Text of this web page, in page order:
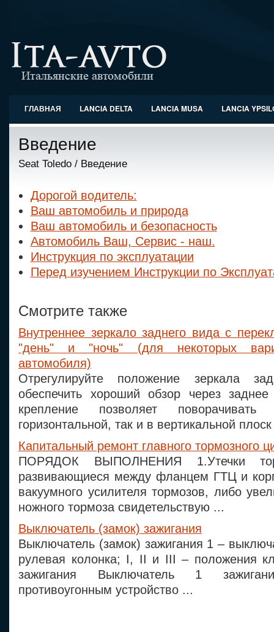
ГЛАВНАЯ LANCIA DELTA LANCIA MUSA LANCIA
Введение
Seat Toledo / Введение
Дорогой водитель:
Ваш автомобиль и природа
Ваш автомобиль и безопасность
Автомобиль Ваш, Сервис - наш.
Инструкция по эксплуатации
Перед изучением Инструкции по
Смотрите также
Внутреннее зеркало заднего вида с
"день" и "ночь" (для некоторых
автомобиля)
Отрегулируйте положение зеркала
обеспечить хороший обзор через
крепление позволяет
горизонтальной, так и в вертикальной
Капитальный ремонт главного тормозного
ПОРЯДОК ВЫПОЛНЕНИЯ 1.Утечки
развивающиеся между фланцем ГТЦ и
вакуумного усилителя тормозов, либо
ножного тормоза свидетельствую ...
Выключатель (замок) зажигания
Выключатель (замок) зажигания 1 –
рулевая колонка; I, II и III – положения
зажигания Выключатель 1
противоугонным устройство ...